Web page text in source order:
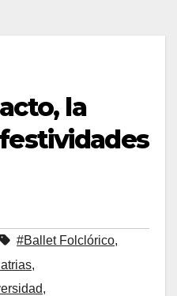
la
#Ballet Folclórico,
,
,